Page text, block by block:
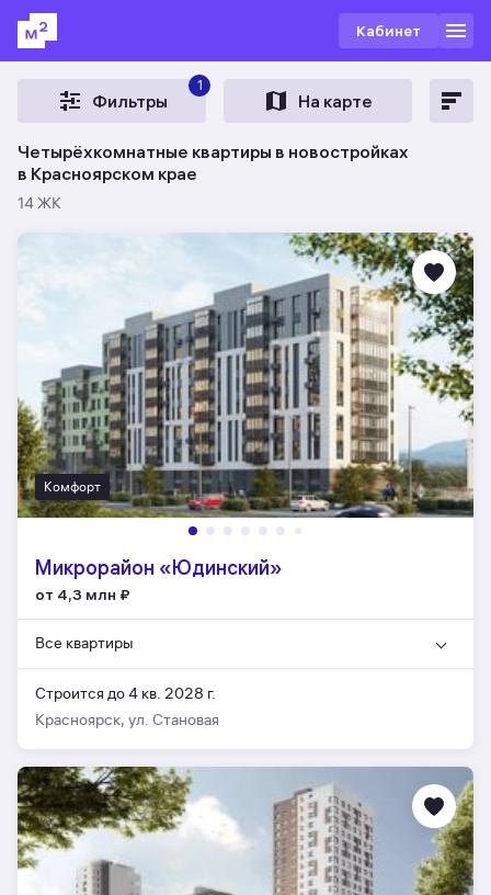
Кабинет
Фильтры
1
На карте
Четырёхкомнатные квартиры в новостройках
в Красноярском крае
14 ЖК
Комфорт
Микрорайон «Юдинский»
от 4,3 млн ₽
Все квартиры
Строится до 4 кв. 2028 г.
Красноярск, ул. Становая